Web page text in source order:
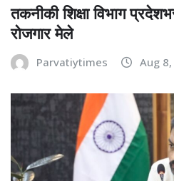
तकनीकी शिक्षा विभाग
रोजगार मेले
Parvatiytimes Aug